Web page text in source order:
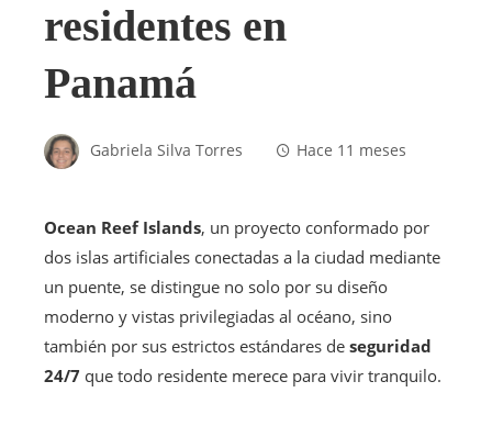
residentes en
Panamá
Gabriela Silva Torres Hace 11 meses
Ocean Reef Islands, un proyecto conformado por
dos islas artificiales conectadas a la ciudad mediante
un puente, se distingue no solo por su diseño
moderno y vistas privilegiadas al océano, sino
también por sus estrictos estándares de seguridad
24/7 que todo residente merece para vivir tranquilo.